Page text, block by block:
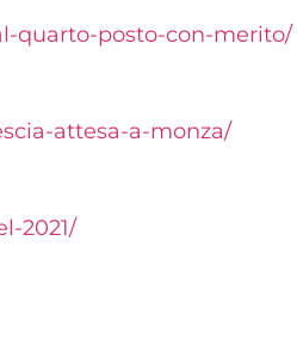
quarto-posto-con-merito/
attesa-a-monza/
2021/